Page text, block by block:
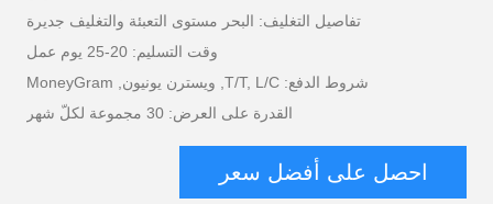
تفاصيل التغليف: البحر مستوى التعبئة والتغليف جديرة
وقت التسليم: 20-25 يوم عمل
شروط الدفع: T/T, L/C, ويسترن يونيون, MoneyGram
القدرة على العرض: 30 مجموعة لكلّ شهر
احصل على أفضل سعر